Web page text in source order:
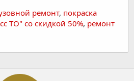
ремонт, покраска
ТО" со скидкой 50%, ремонт